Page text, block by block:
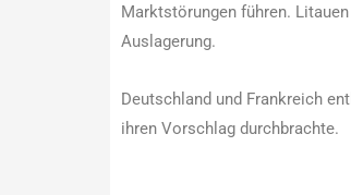
Marktstörungen führen.
Auslagerung.
Deutschland und Frankreich
ihren Vorschlag durchbrachte.